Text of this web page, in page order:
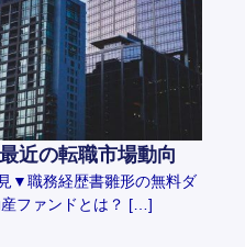
近の転職市場動向
▼職務経歴書雛形の無料ダ
ファンドとは？ […]